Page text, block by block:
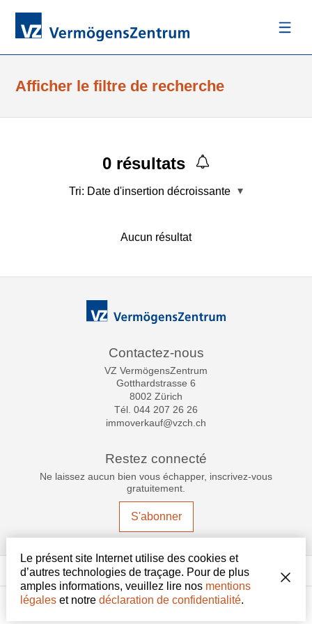
Afficher le filtre de recherche
0 résultats
Tri: Date d'insertion décroissante
Aucun résultat
Contactez-nous
VZ VermögensZentrum
Gotthardstrasse 6
8002 Zürich
Tél.
044 207 26 26
immoverkauf@vzch.ch
Restez connecté
Ne laissez aucun bien vous échapper, inscrivez-vous
gratuitement.
S'abonner
Logiciel Immomig® 2004-2026 par IMMOMIG SA | Tous droits réservés |
Nos annonces surdreamo.ch
Le présent site Internet utilise des cookies et
d’autres technologies de traçage. Pour de plus
amples informations, veuillez lire nos mentions
légaleset notre déclaration de confidentialité.